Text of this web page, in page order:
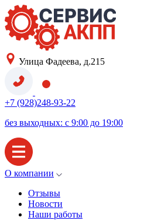
Улица Фадеева, д.215
+7 (928)248-93-22
без выходных: с 9:00 до 19:00
О компании
Отзывы
Новости
Наши работы